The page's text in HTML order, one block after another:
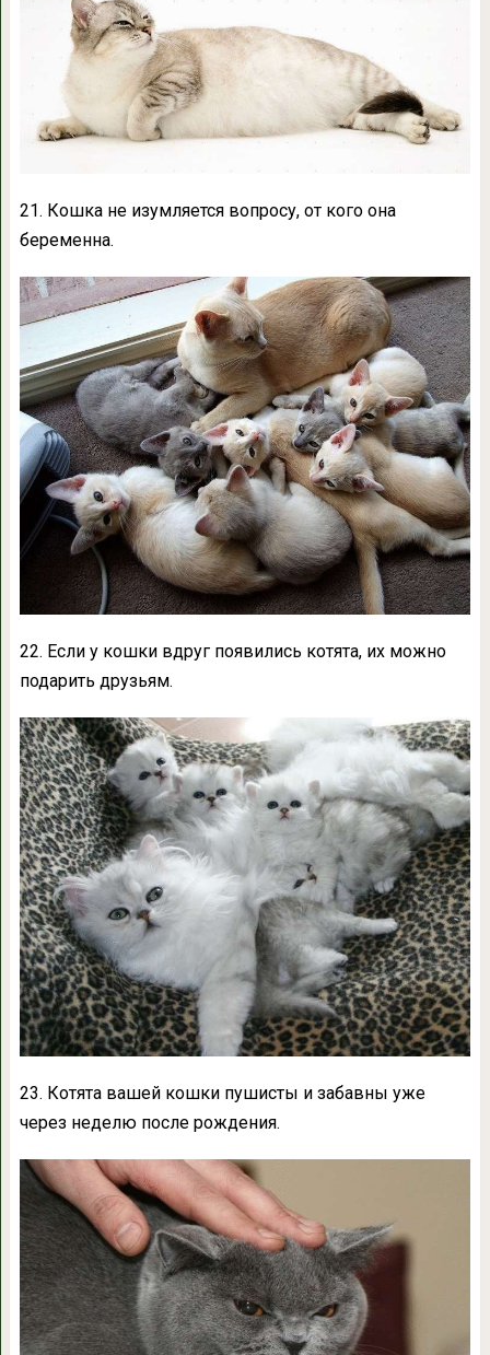
21. Кошка не изумляется вопросу, от кого она
беременна.
22. Если у кошки вдруг появились котята, их можно
подарить друзьям.
23. Котята вашей кошки пушисты и забавны уже
через неделю после рождения.